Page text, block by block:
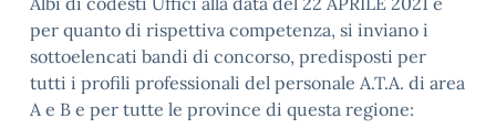
per quanto di rispettiva competenza, si inviano i
sottoelencati bandi di concorso, predisposti per
tutti i profili professionali del personale A.T.A. di area
A e B e per tutte le province di questa regione: